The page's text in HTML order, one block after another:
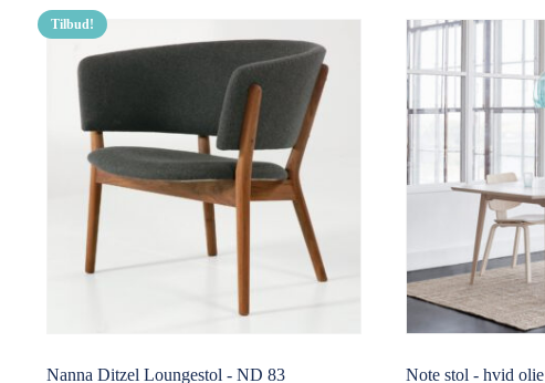
Tilbud!
Nanna Ditzel Loungestol - ND 83
Note stol - hvid olie